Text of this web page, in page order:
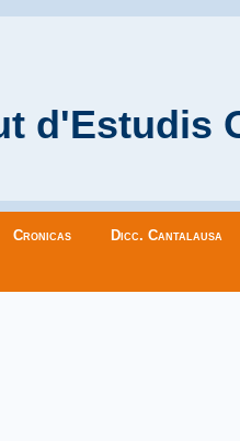
d'Estudis
Cronicas Dicc. Cantalausa